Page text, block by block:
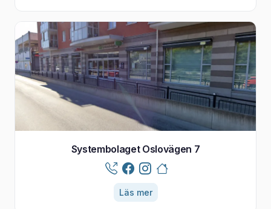
Systembolaget Oslovägen 7
Läs mer